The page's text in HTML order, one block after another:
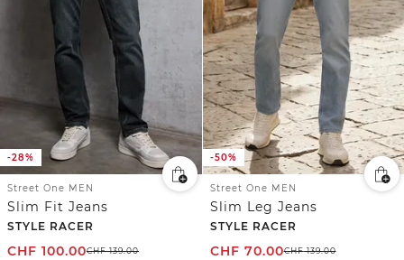
-28%
Street One MEN
Slim Fit Jeans
STYLE RACER
CHF 100.00CHF139.00
-50%
Street One MEN
Slim Leg Jeans
STYLE RACER
CHF 70.00CHF139.00